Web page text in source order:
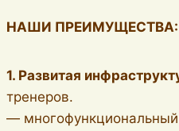
НАШИ ПРЕИМУЩЕСТВА:
1. Развитая
тренеров.
— многофункциональный